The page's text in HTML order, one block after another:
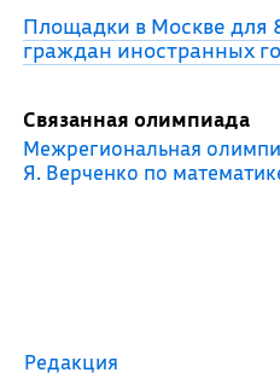
Площадки в Москве для
граждан иностранных
Связанная олимпиада
Межрегиональная
Я. Верченко по
Редакция